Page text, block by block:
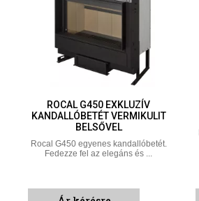
ROCAL G450 EXKLUZÍV
KANDALLÓBETÉT VERMIKULIT
BELSŐVEL
Rocal G450 egyenes kandallóbetét.
Fedezze fel az elegáns és ...